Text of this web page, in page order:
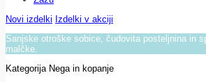
Novi izdelki Izdelki v akciji
Sanjske otroške sobice, čudovita posteljnina in
malčke.
Kategorija Nega in kopanje